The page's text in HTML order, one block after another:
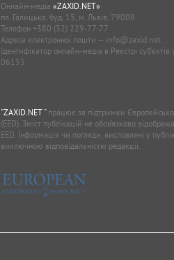
Онлайн-медіа «ZAXID.NET»
пл. Галицька, буд. 15, м. Львів, 79008
Телефон +380 (32) 229-77-77
Адреса електронної пошти — info@zaxid.net
Ідентифікатор онлайн-медіа в Реєстрі
06155
"ZAXID.NET "працює за підтримки
(EED). Зміст публікацій не обов’язково
EED. Інформація чи погляди, висловлені у
виключною відповідальністю редакції.